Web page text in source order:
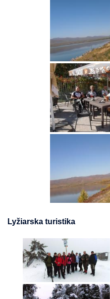
Lyžiarska turistika